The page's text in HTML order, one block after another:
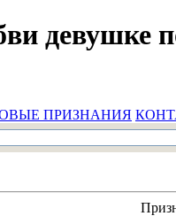
девушке
ПРИЗНАНИЯ